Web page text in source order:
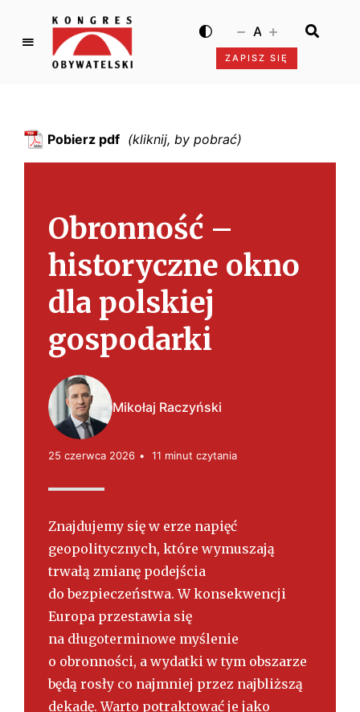
K
g
O
b
y
w
a
t
e
l
s
k
ZAPISZ SIĘ
A
Pobierz pdf
Obronność –
historyczne okno
dla polskiej
gospodarki
Mikołaj Raczyński
25 czerwca 2026 11 minut czytania
Znajdujemy się w erze napięć
geopolitycznych, które wymuszają
trwałą zmianę podejścia
do bezpieczeństwa. W konsekwencji
Europa przestawia się
na długoterminowe myślenie
o obronności, a wydatki w tym obszarze
będą rosły co najmniej przez najbliższą
dekadę. Warto potraktować je jako